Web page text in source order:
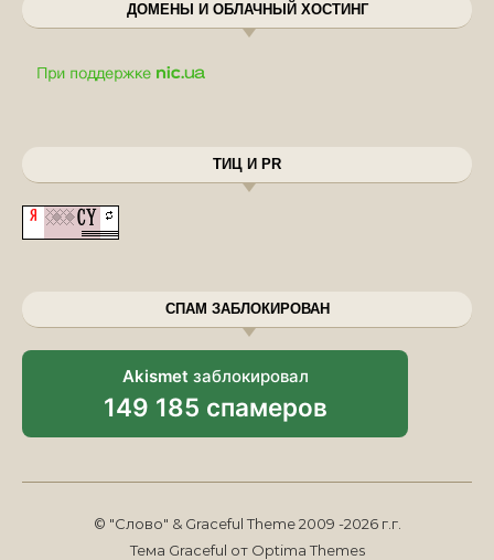
ДОМЕНЫ И ОБЛАЧНЫЙ ХОСТИНГ
ТИЦ И PR
СПАМ ЗАБЛОКИРОВАН
Akismet заблокировал
149 185 спамеров
© "Слово" & Graceful Theme 2009 -2026 г.г.
Тема Graceful от Optima Themes